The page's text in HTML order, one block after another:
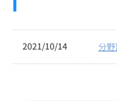
2021/10/14 分